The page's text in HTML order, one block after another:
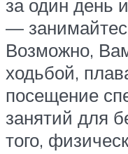
за один день
—
Возможно,
ходьбой,
посещение
занятий для
того,